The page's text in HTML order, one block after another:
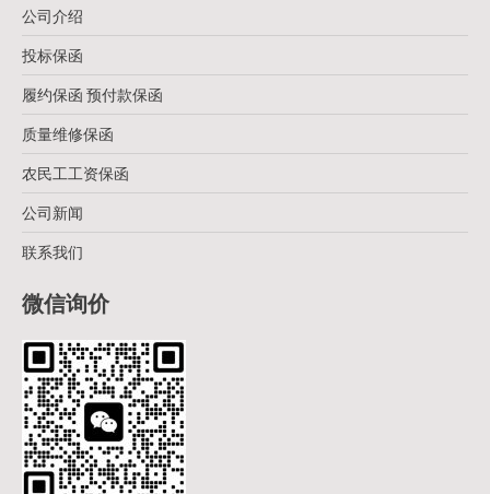
公司介绍
投标保函
履约保函 预付款保函
质量维修保函
农民工工资保函
公司新闻
联系我们
微信询价